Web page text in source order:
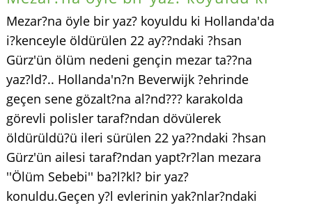
Mezar?na öyle bir yaz? koyuldu ki Hollanda'da
i?kenceyle öldürülen 22 ay??ndaki ?hsan
Gürz'ün ölüm nedeni gençin mezar ta??na
yaz?ld?.. Hollanda'n?n Beverwijk ?ehrinde
geçen sene gözalt?na al?nd??? karakolda
görevli polisler taraf?ndan dövülerek
öldürüldü?ü ileri sürülen 22 ya??ndaki ?hsan
Gürz'ün ailesi taraf?ndan yapt?r?lan mezara
''Ölüm Sebebi'' ba?l?kl? bir yaz?
konuldu.Geçen y?l evlerinin yak?nlar?ndaki